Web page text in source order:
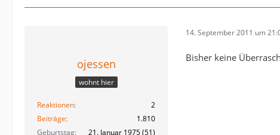
ojessen
wohnt hier
Reaktionen
2
Beiträge
1.810
Geburtstag
21. Januar 1975 (51)
14. September 2011 um
Bisher keine